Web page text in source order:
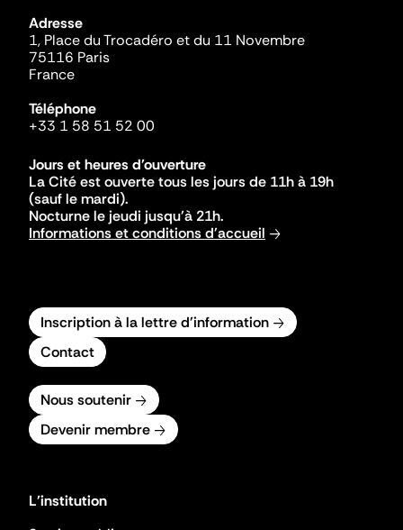
Adresse
1, Place du Trocadéro et du 11 Novembre
75116 Paris
France
Téléphone
+33 1 58 51 52 00
Jours et heures d'ouverture
La Cité est ouverte tous les jours de 11h à 19h
(sauf le mardi).
Nocturne le jeudi jusqu'à 21h.
Informations et conditions d'accueil
Inscription à la lettre d'information
Contact
Nous soutenir
Devenir membre
L'institution